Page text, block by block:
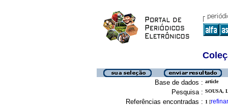
Base de dados : article
Pesquisa : SOUSA,
Referências encontradas : 1 [refinar